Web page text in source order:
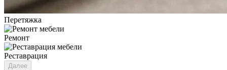
Перетяжка
Ремонт
Реставрация
Далее